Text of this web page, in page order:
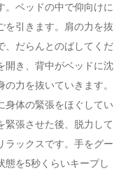
。ベッドの中で仰向けに
を引きます。肩の力を抜
、だらんとのばしてくだ
開き、背中がベッドに沈
力を抜いていきます。
身体の緊張をほぐしてい
緊張させた後、脱力して
ラックスです。手をグー
態を5秒くらいキープし